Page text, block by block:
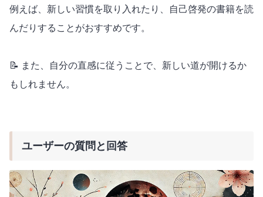
例えば、新しい習慣を取り入れたり、自己啓発の書籍を読
んだりすることがおすすめです。
📝 また、自分の直感に従うことで、新しい道が開けるか
もしれません。
ユーザーの質問と回答